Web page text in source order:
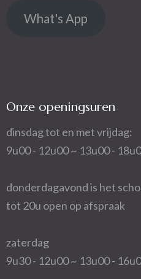
What's App
Onze openingsuren
dinsdag tot en met vrijdag:
9u00 - 12u00 ~ 13u00 -
donderdagavond is het
tot 20u open op afspraak
zaterdag
9u30 - 12u00 ~ 13u00 -